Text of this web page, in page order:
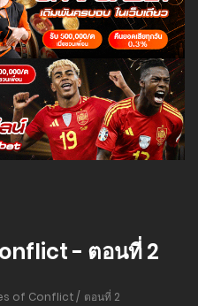
- ตอนที่ 2
of Conflict ตอนที่ 2